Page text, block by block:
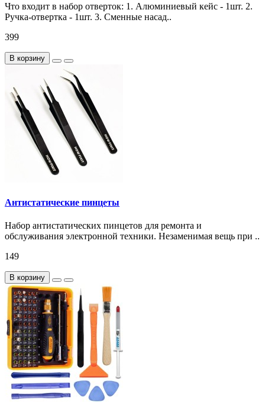
Что входит в набор отверток: 1. Алюминиевый кейс - 1шт. 2.
Ручка-отвертка - 1шт. 3. Сменные насад..
399
В корзину
Антистатические пинцеты
Набор антистатических пинцетов для ремонта и
обслуживания электронной техники. Незаменимая вещь при ..
149
В корзину